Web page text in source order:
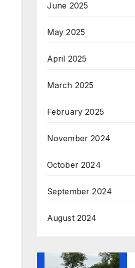
June 2025
May 2025
April 2025
March 2025
February 2025
November 2024
October 2024
September 2024
August 2024